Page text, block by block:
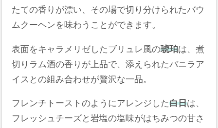
たての香りが漂い、その場で切り分けられたバウ
ムクーヘンを味わうことができます。
表面をキャラメリゼしたブリュレ風の琥珀は、煮
切りラム酒の香りが上品で、添えられたバニラア
イスとの組み合わせが贅沢な一品。
フレンチトーストのようにアレンジした白日は、
フレッシュチーズと岩塩の塩味がはちみつの甘さ